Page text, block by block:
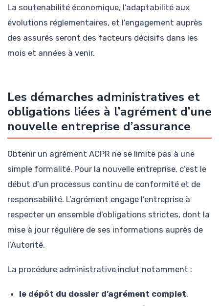
La soutenabilité économique, l’adaptabilité aux
évolutions réglementaires, et l’engagement auprès
des assurés seront des facteurs décisifs dans les
mois et années à venir.
Les démarches administratives et
obligations liées à l’agrément d’une
nouvelle entreprise d’assurance
Obtenir un agrément ACPR ne se limite pas à une
simple formalité. Pour la nouvelle entreprise, c’est le
début d’un processus continu de conformité et de
responsabilité. L’agrément engage l’entreprise à
respecter un ensemble d’obligations strictes, dont la
mise à jour régulière de ses informations auprès de
l’Autorité.
La procédure administrative inclut notamment :
le dépôt du dossier d’agrément complet,